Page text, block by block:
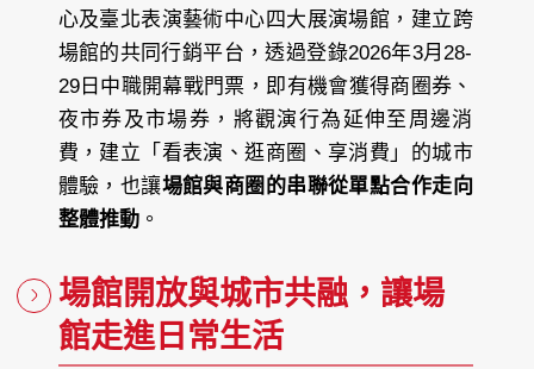
心及臺北表演藝術中心四大展演場館，建立跨
場館的共同行銷平台，透過登錄2026年3月28-
29日中職開幕戰門票，即有機會獲得商圈券、
夜市券及市場券，將觀演行為延伸至周邊消
費，建立「看表演、逛商圈、享消費」的城市
體驗，也讓場館與商圈的串聯從單點合作走向
整體推動。
場館開放與城市共融，讓場
館走進日常生活